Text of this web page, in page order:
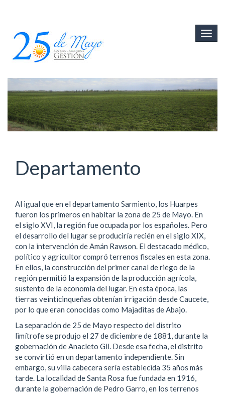
contenido
principal
Departamento
Al igual que en el departamento Sarmiento, los Huarpes
fueron los primeros en habitar la zona de 25 de Mayo. En
el siglo XVI, la región fue ocupada por los españoles. Pero
el desarrollo del lugar se produciría recién en el siglo XIX,
con la intervención de Amán Rawson. El destacado médico,
político y agricultor compró terrenos fiscales en esta zona.
En ellos, la construcción del primer canal de riego de la
región permitió la expansión de la producción agrícola,
sustento de la economía del lugar. En esta época, las
tierras veinticinqueñas obtenían irrigación desde Caucete,
por lo que eran conocidas como Majaditas de Abajo.
La separación de 25 de Mayo respecto del distrito
limítrofe se produjo el 27 de diciembre de 1881, durante la
gobernación de Anacleto Gil. Desde esa fecha, el distrito
se convirtió en un departamento independiente. Sin
embargo, su villa cabecera sería establecida 35 años más
tarde. La localidad de Santa Rosa fue fundada en 1916,
durante la gobernación de Pedro Garro, en los terrenos